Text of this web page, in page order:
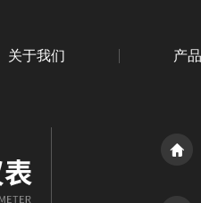
关于我们 产